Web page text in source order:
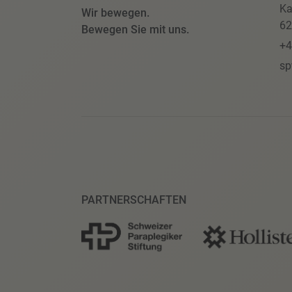
Wir bewegen.
Bewegen Sie mit uns.
PARTNERSCHAFTEN